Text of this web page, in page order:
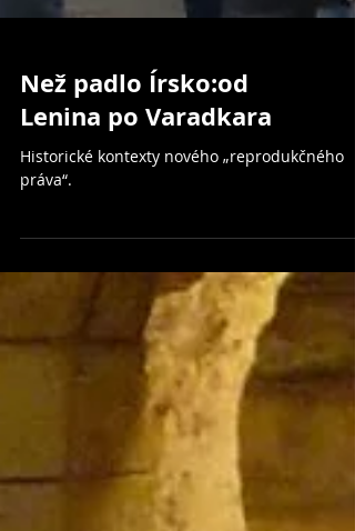
Než padlo Írsko:od
Lenina po Varadkara
Historické kontexty nového „reprodukčného